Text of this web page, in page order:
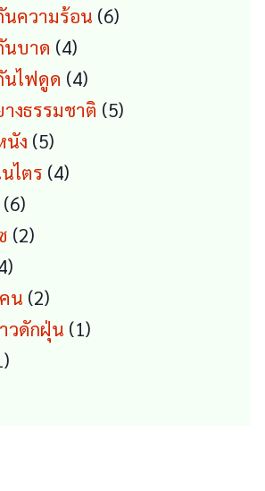
products
นความร้อน 66
นบาด 44
products
นไฟดูด 44
products
งธรรมชาติ 55
นัง 55
products
ไตร 44
66
products
22
4
products
น 22
products
วดักฝุ่น 11
1